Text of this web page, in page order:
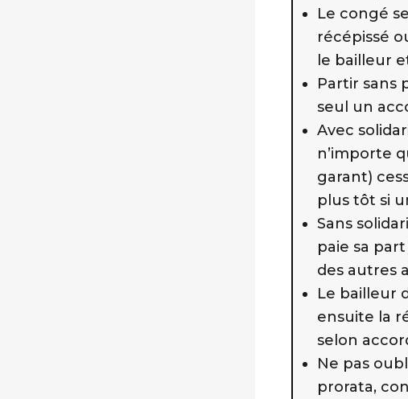
Le congé
récépissé
le bailleur
Partir sans
seul un
Avec
n’importe
garant)
plus tôt si
Sans
paie sa
des autres
Le bailleur
ensuite la
selon
Ne pas
prorata,